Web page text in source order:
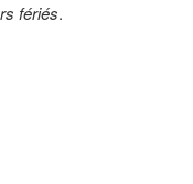
fériés.